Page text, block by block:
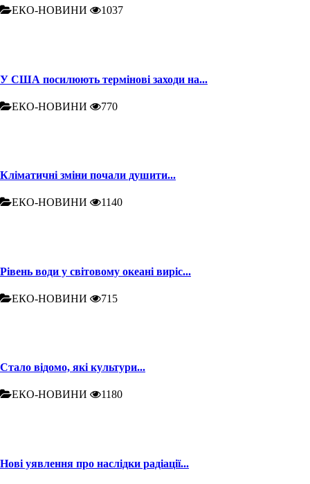
ЕКО-НОВИНИ 1037
У США посилюють термінові заходи на...
ЕКО-НОВИНИ 770
Кліматичні зміни почали душити...
ЕКО-НОВИНИ 1140
Рівень води у світовому океані виріс...
ЕКО-НОВИНИ 715
Стало відомо, які культури...
ЕКО-НОВИНИ 1180
Нові уявлення про наслідки радіації...